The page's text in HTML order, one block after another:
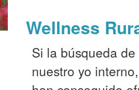
Wellness
Si la búsqueda
nuestro yo